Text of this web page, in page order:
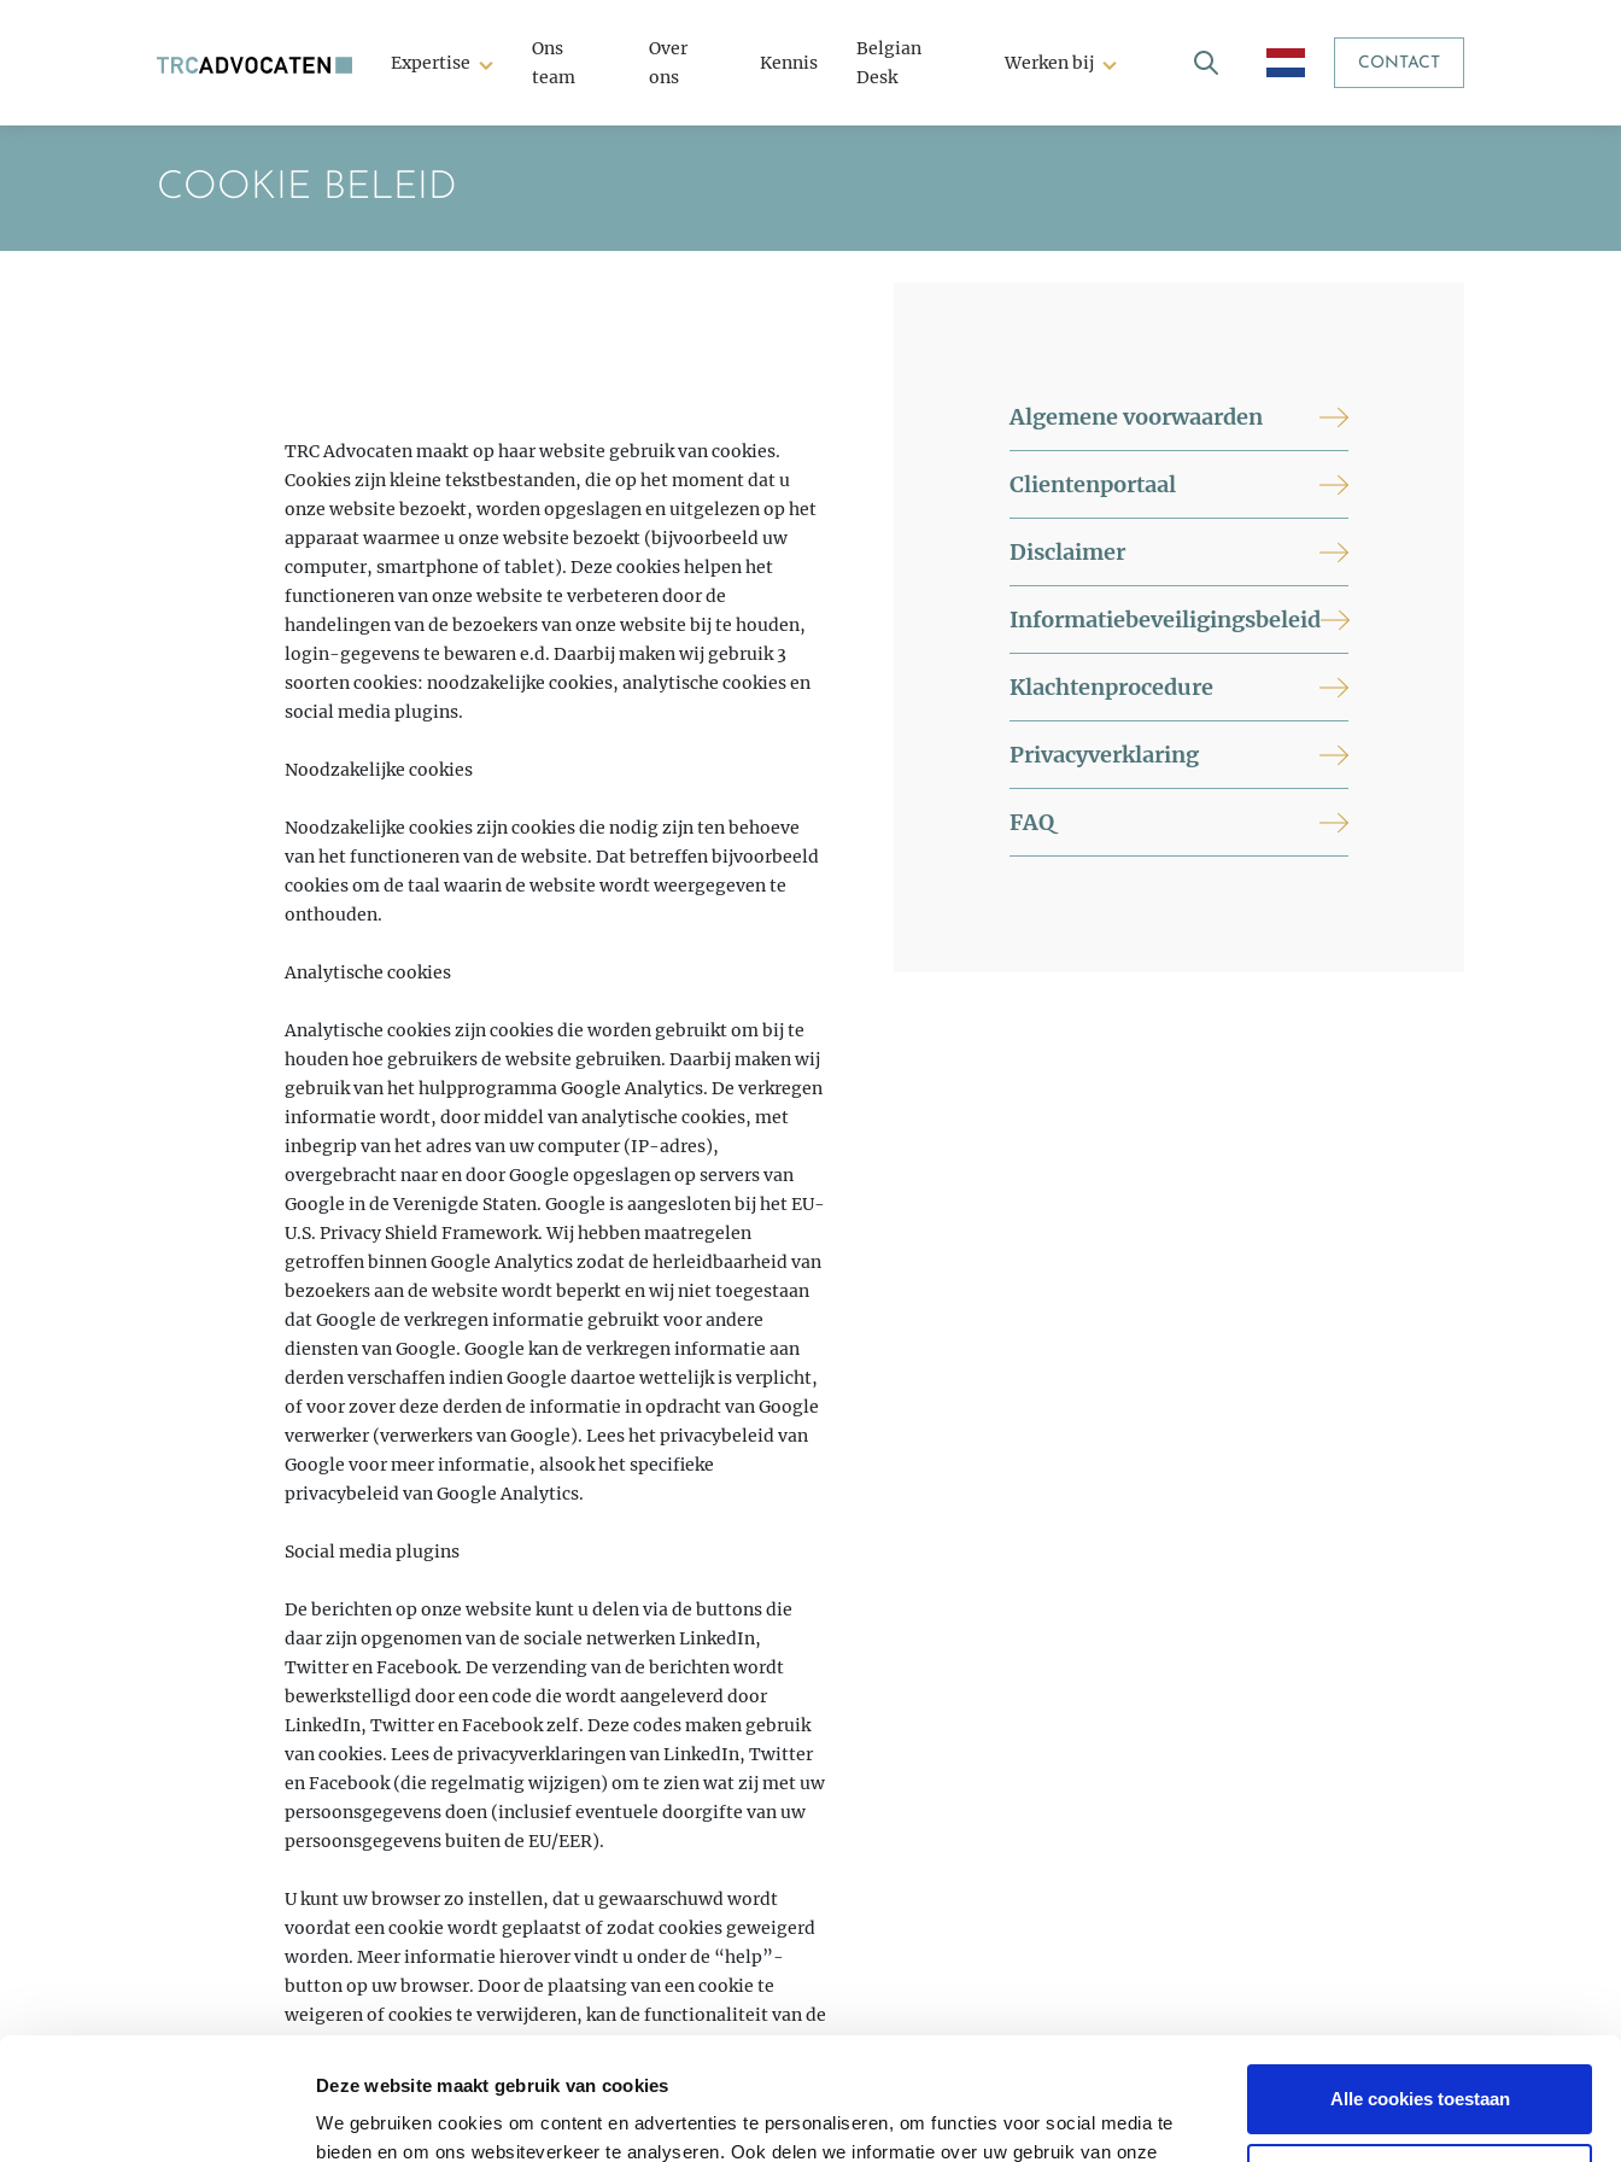
Deze website maakt gebruik van cookies
We gebruiken cookies om content en advertenties te personaliseren, om functies voor social media te
bieden en om ons websiteverkeer te analyseren. Ook delen we informatie over uw gebruik van onze
Alle cookies toestaan
CONTACT
Expertise
Ons
team
Over
ons
Kennis
Belgian
Desk
Werken bij
COOKIE BELEID
TRC Advocaten maakt op haar website gebruik van cookies.
Cookies zijn kleine tekstbestanden, die op het moment dat u
onze website bezoekt, worden opgeslagen en uitgelezen op het
apparaat waarmee u onze website bezoekt (bijvoorbeeld uw
computer, smartphone of tablet). Deze cookies helpen het
functioneren van onze website te verbeteren door de
handelingen van de bezoekers van onze website bij te houden,
login-gegevens te bewaren e.d. Daarbij maken wij gebruik 3
soorten cookies: noodzakelijke cookies, analytische cookies en
social media plugins.
Noodzakelijke cookies
Noodzakelijke cookies zijn cookies die nodig zijn ten behoeve
van het functioneren van de website. Dat betreffen bijvoorbeeld
cookies om de taal waarin de website wordt weergegeven te
onthouden.
Analytische cookies
Analytische cookies zijn cookies die worden gebruikt om bij te
houden hoe gebruikers de website gebruiken. Daarbij maken wij
gebruik van het hulpprogramma Google Analytics. De verkregen
informatie wordt, door middel van analytische cookies, met
inbegrip van het adres van uw computer (IP-adres),
overgebracht naar en door Google opgeslagen op servers van
Google in de Verenigde Staten. Google is aangesloten bij het EU-
U.S. Privacy Shield Framework. Wij hebben maatregelen
getroffen binnen Google Analytics zodat de herleidbaarheid van
bezoekers aan de website wordt beperkt en wij niet toegestaan
dat Google de verkregen informatie gebruikt voor andere
diensten van Google. Google kan de verkregen informatie aan
derden verschaffen indien Google daartoe wettelijk is verplicht,
of voor zover deze derden de informatie in opdracht van Google
verwerker (verwerkers van Google). Lees het privacybeleid van
Google voor meer informatie, alsook het specifieke
privacybeleid van Google Analytics.
Social media plugins
De berichten op onze website kunt u delen via de buttons die
daar zijn opgenomen van de sociale netwerken LinkedIn,
Twitter en Facebook. De verzending van de berichten wordt
bewerkstelligd door een code die wordt aangeleverd door
LinkedIn, Twitter en Facebook zelf. Deze codes maken gebruik
van cookies. Lees de privacyverklaringen van LinkedIn, Twitter
en Facebook (die regelmatig wijzigen) om te zien wat zij met uw
persoonsgegevens doen (inclusief eventuele doorgifte van uw
persoonsgegevens buiten de EU/EER).
U kunt uw browser zo instellen, dat u gewaarschuwd wordt
voordat een cookie wordt geplaatst of zodat cookies geweigerd
worden. Meer informatie hierover vindt u onder de “help”-
button op uw browser. Door de plaatsing van een cookie te
weigeren of cookies te verwijderen, kan de functionaliteit van de
Algemene voorwaarden
Clientenportaal
Disclaimer
Informatiebeveiligingsbeleid
Klachtenprocedure
Privacyverklaring
FAQ